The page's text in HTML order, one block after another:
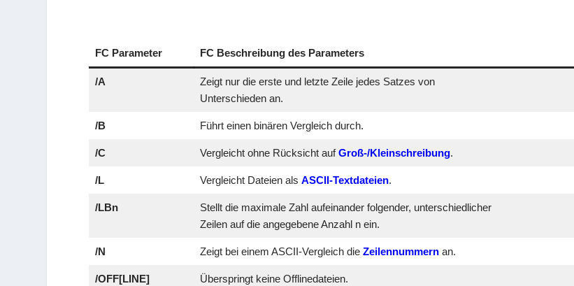
FC Parameter FC Beschreibung des Parameters
/A
Zeigt nur die erste und letzte Zeile jedes Satzes von
Unterschieden an.
/B Führt einen binären Vergleich durch.
/C Vergleicht ohne Rücksicht aufGroß-/Kleinschreibung.
/L Vergleicht Dateien als ASCII-Textdateien.
/LBn
Stellt die maximale Zahl aufeinander folgender, unterschiedlicher
Zeilen auf die angegebene Anzahl n ein.
/N Zeigt bei einem ASCII-Vergleich die Zeilennummernan.
/OFF[LINE] Überspringt keine Offlinedateien.